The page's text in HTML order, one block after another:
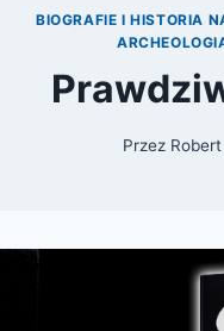
BIOGRAFIE I HISTORIA
Przez